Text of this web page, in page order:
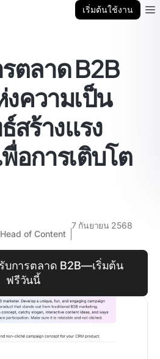
เริ่มต้นใช้งาน
ตลาด B2B
ความเป็น
สร้างแรง
อการเติบโต
Head of Content
7 กันยายน 2568
บการตลาด B2B—เริ่มต้น
ฟรีวันนี้